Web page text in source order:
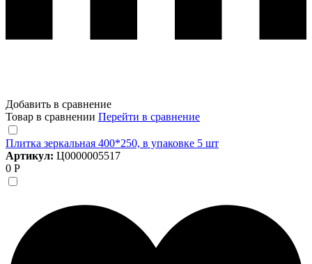
Добавить в сравнение
Товар в сравнении Перейти в сравнение
Плитка зеркальная 400*250, в упаковке 5 шт
Артикул: Ц0000005517
0 Р